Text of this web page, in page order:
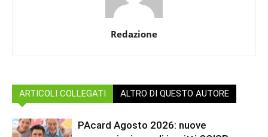
Redazione
ARTICOLI COLLEGATI ALTRO DI QUESTO AUTORE
PAcard Agosto 2026: nuove